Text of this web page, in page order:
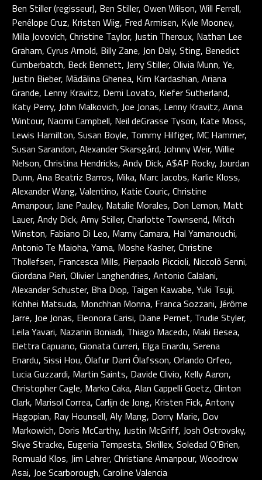
Ben Stiller (regisseur), Ben Stiller, Owen Wilson, Will Ferrell,
Penélope Cruz, Kristen Wiig, Fred Armisen, Kyle Mooney,
Milla Jovovich, Christine Taylor, Justin Theroux, Nathan Lee
Graham, Cyrus Arnold, Billy Zane, Jon Daly, Sting, Benedict
Cumberbatch, Beck Bennett, Jerry Stiller, Olivia Munn, Ye,
Justin Bieber, Mãdãlina Ghenea, Kim Kardashian, Ariana
Grande, Lenny Kravitz, Demi Lovato, Kiefer Sutherland,
Katy Perry, John Malkovich, Joe Jonas, Lenny Kravitz, Anna
Wintour, Naomi Campbell, Neil deGrasse Tyson, Kate Moss,
Lewis Hamilton, Susan Boyle, Tommy Hilfiger, MC Hammer,
Susan Sarandon, Alexander Skarsgård, Johnny Weir, Willie
Nelson, Christina Hendricks, Andy Dick, A$AP Rocky, Jourdan
Dunn, Ana Beatriz Barros, Mika, Marc Jacobs, Karlie Kloss,
Alexander Wang, Valentino, Katie Couric, Christine
Amanpour, Jane Pauley, Natalie Morales, Don Lemon, Matt
Lauer, Andy Dick, Amy Stiller, Charlotte Townsend, Mitch
Winston, Fabiano Di Leo, Mamy Camara, Hal Yamanouchi,
Antonio Te Maioha, Yama, Moshe Kasher, Christine
Thollefsen, Francesca Mills, Pierpaolo Piccioli, Niccolò Senni,
Giordana Pieri, Olivier Langhendries, Antonio Calalani,
Alexander Schuster, Bha Diop, Taigen Kawabe, Yuki Tsuji,
Kohhei Matsuda, Monchhan Monna, Franca Sozzani, Jérôme
Jarre, Joe Jonas, Eleonora Carisi, Diane Pernet, Trudie Styler,
Leila Yavari, Nazanin Boniadi, Thiago Macedo, Maki Besea,
Elettra Capuano, Gionata Curreri, Elga Enardu, Serena
Enardu, Sissi Hou, Ólafur Darri Ólafsson, Orlando Orfeo,
Lucia Guzzardi, Martin Saints, Davide Clivio, Kelly Aaron,
Christopher Cagle, Marko Caka, Alan Cappelli Goetz, Clinton
Clark, Marisol Correa, Carlijn de Jong, Kristen Fick, Antony
Hagopian, Ray Hounsell, Aly Mang, Dorry Marie, Dov
Markowich, Doris McCarthy, Justin McGriff, Josh Ostrovsky,
Skye Stracke, Eugenia Tempesta, Skrillex, Soledad O'Brien,
Romuald Klos, Jim Lehrer, Christiane Amanpour, Woodrow
Asai, Joe Scarborough, Caroline Valencia